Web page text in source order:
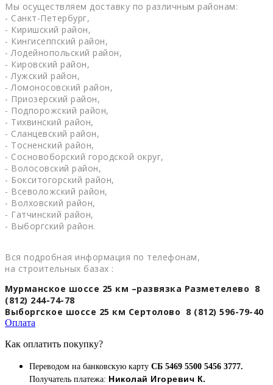
Мы осуществляем доставку по различным районам:
- Санкт-Петербург,
- Киришский район,
- Кингисеппский район,
- Лодейнопольский район,
- Кировский район,
- Лужский район,
- Ломоносовский район,
- Приозерский район,
- Подпорожский район,
- Тихвинский район,
- Сланцевский район,
- Тосненский район,
- Сосновоборский городской округ,
- Волосовский район,
- Бокситогорский район,
- Всеволожский район,
- Волховский район,
- Гатчинский район,
- Выборгский район.
Вся подробная информация по телефонам,
на строительных базах :
Мурманское шоссе 25 км –развязка Разметелево 8
(812) 244-74-78
Выборгское шоссе 25 км Сертолово 8 (812) 596-79-40
Оплата
Как оплатить покупку?
Переводом на банковскую карту СБ 5469 5500 5456 3777.
Получатель платежа: Николай Игоревич К.